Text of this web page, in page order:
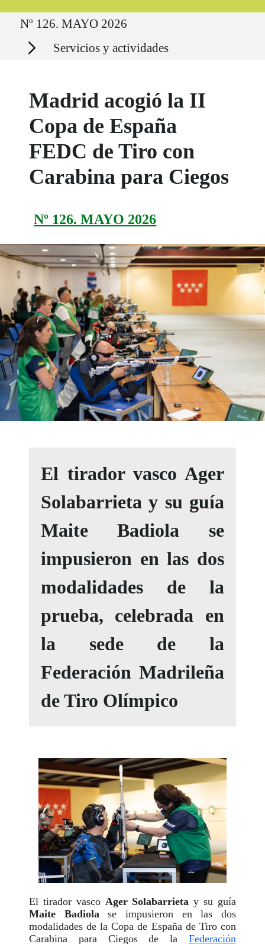
Ruta del sitio
Nº 126. MAYO 2026
Secciones Servicios y actividades
Madrid acogió la II
Copa de España
FEDC de Tiro con
Carabina para Ciegos
Nº 126. MAYO 2026
El tirador vasco Ager
Solabarrieta y su guía
Maite Badiola se
impusieron en las dos
modalidades de la
prueba, celebrada en
la sede de la
Federación Madrileña
de Tiro Olímpico
El tirador vasco Ager Solabarrieta y su guía
Maite Badiolase impusieron en las dos
modalidades de la Copa de España de Tiro con
Carabina para Ciegos de la Federación